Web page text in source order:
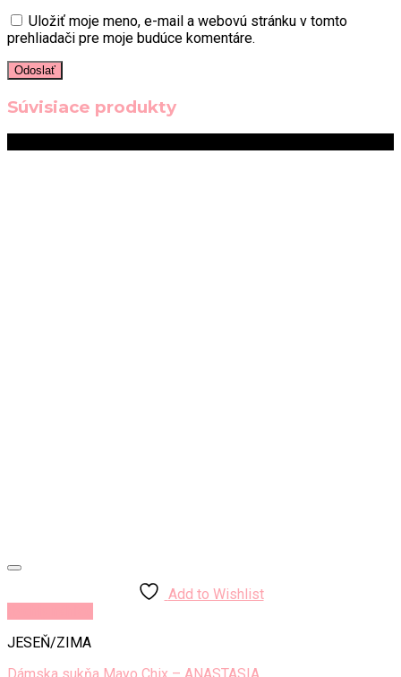
Uložiť moje meno, e-mail a webovú stránku v tomto
prehliadači pre moje budúce komentáre.
Súvisiace produkty
Add to Wishlist
JESEŇ/ZIMA